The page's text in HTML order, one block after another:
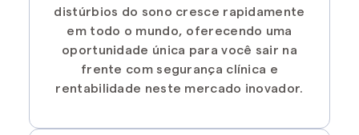
distúrbios do sono cresce rapidamente
em todo o mundo, oferecendo uma
oportunidade única para você sair na
frente com segurança clínica e
rentabilidade neste mercado inovador.